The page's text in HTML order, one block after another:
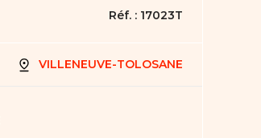
Réf. : 17023T
VILLENEUVE-TOLOSANE